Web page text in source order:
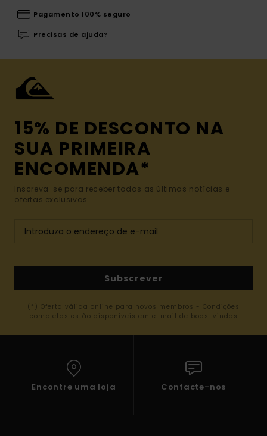
Pagamento 100% seguro
Precisas de ajuda?
15% DE DESCONTO NA
SUA PRIMEIRA
ENCOMENDA*
Inscreva-se para receber todas as últimas notícias e
ofertas exclusivas.
Subscrever
(*) Oferta válida online para novos membros - Condições
completas estão disponíveis em e-mail de boas-vindas
Encontre uma loja Contacte-nos